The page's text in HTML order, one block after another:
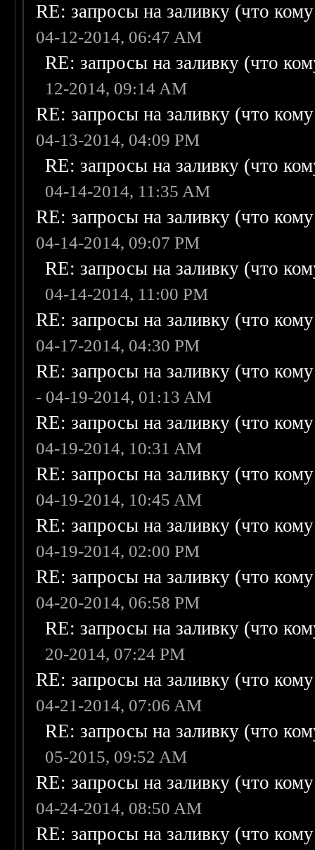
RE: запросы на заливку (что
04-12-2014, 06:47 AM
RE: запросы на заливку (что
12-2014, 09:14 AM
RE: запросы на заливку (что
04-13-2014, 04:09 PM
RE: запросы на заливку (что
04-14-2014, 11:35 AM
RE: запросы на заливку (что
04-14-2014, 09:07 PM
RE: запросы на заливку (что
04-14-2014, 11:00 PM
RE: запросы на заливку (что
04-17-2014, 04:30 PM
RE: запросы на заливку (что
- 04-19-2014, 01:13 AM
RE: запросы на заливку (что
04-19-2014, 10:31 AM
RE: запросы на заливку (что
04-19-2014, 10:45 AM
RE: запросы на заливку (что
04-19-2014, 02:00 PM
RE: запросы на заливку (что
04-20-2014, 06:58 PM
RE: запросы на заливку (что
20-2014, 07:24 PM
RE: запросы на заливку (что
04-21-2014, 07:06 AM
RE: запросы на заливку (что
05-2015, 09:52 AM
RE: запросы на заливку (что
04-24-2014, 08:50 AM
RE: запросы на заливку (что